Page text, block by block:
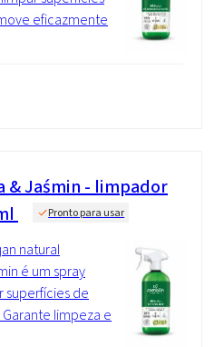
eficazmente
& Jaśmin - limpador
Pronto para usar
natural
é um spray
superfícies de
limpeza e